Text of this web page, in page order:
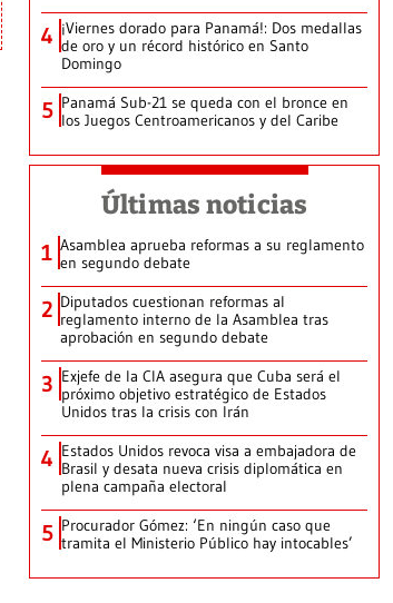
4 ¡Viernes dorado para Panamá!: Dos medallas
de oro y un récord histórico en Santo
Domingo
5 Panamá Sub-21 se queda con el bronce en
los Juegos Centroamericanos y del Caribe
Últimas noticias
1 Asamblea aprueba reformas a su reglamento
en segundo debate
2 Diputados cuestionan reformas al
reglamento interno de la Asamblea tras
aprobación en segundo debate
3 Exjefe de la CIA asegura que Cuba será el
próximo objetivo estratégico de Estados
Unidos tras la crisis con Irán
4 Estados Unidos revoca visa a embajadora de
Brasil y desata nueva crisis diplomática en
plena campaña electoral
5 Procurador Gómez: ‘En ningún caso que
tramita el Ministerio Público hay intocables’